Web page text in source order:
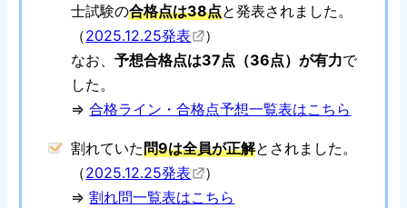
士試験の合格点は38点と発表されました。
（2025.12.25発表
）
なお、予想合格点は37点（36点）が有力で
した。
⇒合格ライン・合格点予想一覧表はこちら
割れていた問9は全員が正解とされました。
（2025.12.25発表
）
⇒割れ問一覧表はこちら